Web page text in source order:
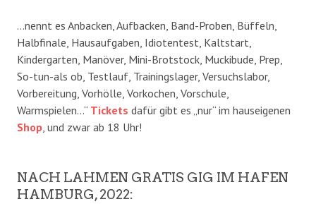
…nennt es Anbacken, Aufbacken, Band-Proben, Büffeln,
Halbfinale, Hausaufgaben, Idiotentest, Kaltstart,
Kindergarten, Manöver, Mini-Brotstock, Muckibude, Prep,
So-tun-als ob, Testlauf, Trainingslager, Versuchslabor,
Vorbereitung, Vorhölle, Vorkochen, Vorschule,
Warmspielen…“ Tickets dafür gibt es „nur“ im hauseigenen
Shop , und zwar ab 18 Uhr!
NACH LAHMEN GRATIS GIG IM HAFEN
HAMBURG, 2022: